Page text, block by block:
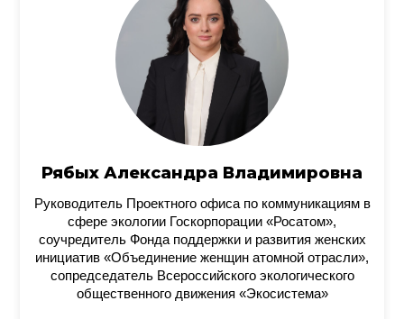
Рябых Александра Владимировна
Руководитель Проектного офиса по коммуникациям в
сфере экологии Госкорпорации «Росатом»,
соучредитель Фонда поддержки и развития женских
инициатив «Объединение женщин атомной отрасли»,
сопредседатель Всероссийского экологического
общественного движения «Экосистема»